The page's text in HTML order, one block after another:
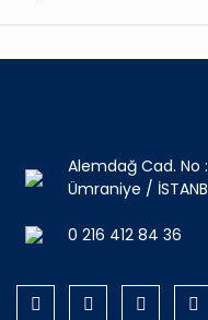
Alemdağ Cad.
Ümraniye /
0 216 412 84 36